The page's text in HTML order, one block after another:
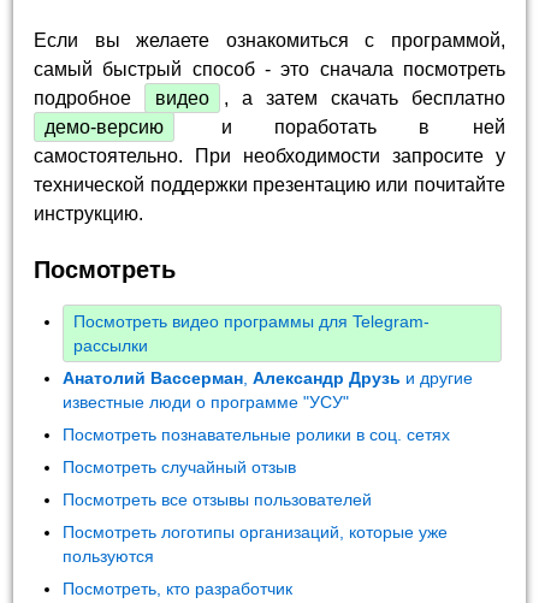
Если вы желаете ознакомиться с программой,
самый быстрый способ - это сначала посмотреть
подробное
видео
, а затем скачать бесплатно
демо-версию
и поработать в ней
самостоятельно. При необходимости запросите у
технической поддержки презентацию или почитайте
инструкцию.
Посмотреть
Посмотреть видео программы для Telegram-
рассылки
Анатолий Вассерман ,Александр Друзь и другие
известные люди о программе "УСУ"
Посмотреть познавательные ролики в соц. сетях
Посмотреть случайный отзыв
Посмотреть все отзывы пользователей
Посмотреть логотипы организаций, которые уже
пользуются
Посмотреть, кто разработчик